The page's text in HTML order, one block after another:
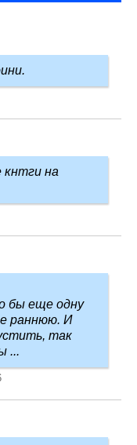
кнтги на
бы еще одну
раннюю. И
так
...